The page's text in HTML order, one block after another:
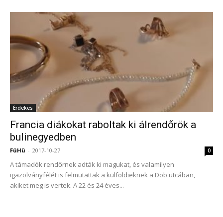
Érdekes
Francia diákokat raboltak ki álrendőrök a
bulinegyedben
FüHü - 2017-10-27 0
A támadók rendőrnek adták ki magukat, és valamilyen
igazolványfélét is felmutattak a külföldieknek a Dob utcában,
akiket meg is vertek. A 22 és 24 éves...